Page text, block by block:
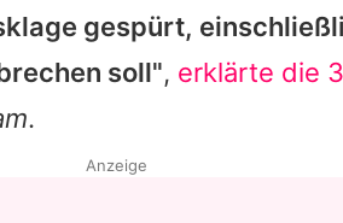
gespürt,
soll", erklärte die
.
Anzeige